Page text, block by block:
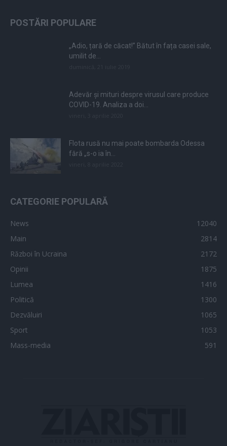
POSTĂRI POPULARE
„Adio, țară de căcat!” Bătut în fața casei sale,
umilit de...
Adevăr și mituri despre virusul care produce
COVID-19. Analiza a doi...
Flota rusă nu mai poate bombarda Odessa
fără „s-o ia în...
CATEGORIE POPULARĂ
News
12040
Main
2814
Război în Ucraina
2172
Opinii
1875
Lumea
1416
Politică
1300
Dezvăluiri
1065
Sport
1053
Mass-media
591